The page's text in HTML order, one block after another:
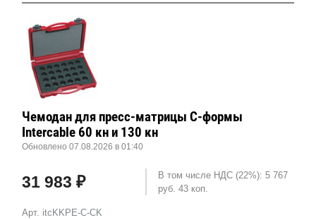
Арт. itcKKPE-C-CK
Чемодан для пресс-матрицы С-формы
Intercable 60 кн и 130 кн
Обновлено 07.08.2026 в 01:40
31 983 ₽
В том числе НДС (22%): 5 767
руб. 43 коп.